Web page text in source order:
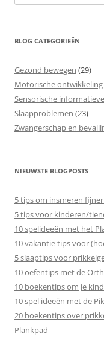
naar:
BLOG CATEGORIEËN
Gezond bewegen (29)
Motorische ontwikkeling
Sensorische
Slaapproblemen (23)
Zwangerschap en
NIEUWSTE BLOGPOSTS
5 tips om insmeren
5 tips voor kinderen/
10 spelideeën met het
10 vakantie tips voor
5 slaaptips voor
10 oefentips met de
10 boekentips om je
10 spel ideeën met de
20 boekentips over
Plankpad